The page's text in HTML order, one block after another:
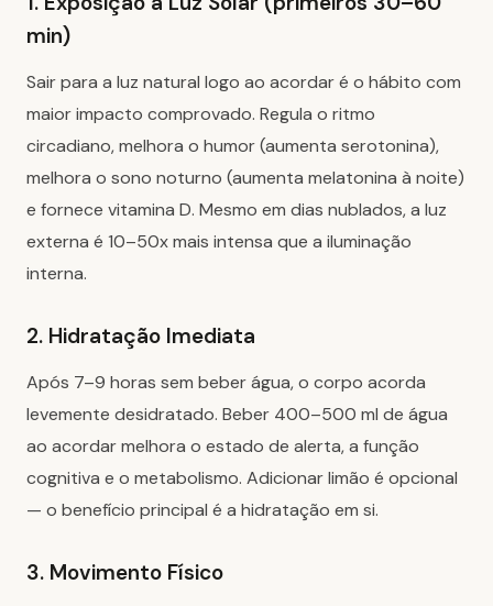
min)
Sair para a luz natural logo ao acordar é o hábito com
maior impacto comprovado. Regula o ritmo
circadiano, melhora o humor (aumenta serotonina),
melhora o sono noturno (aumenta melatonina à noite)
e fornece vitamina D. Mesmo em dias nublados, a luz
externa é 10–50x mais intensa que a iluminação
interna.
2. Hidratação Imediata
Após 7–9 horas sem beber água, o corpo acorda
levemente desidratado. Beber 400–500 ml de água
ao acordar melhora o estado de alerta, a função
cognitiva e o metabolismo. Adicionar limão é opcional
— o benefício principal é a hidratação em si.
3. Movimento Físico